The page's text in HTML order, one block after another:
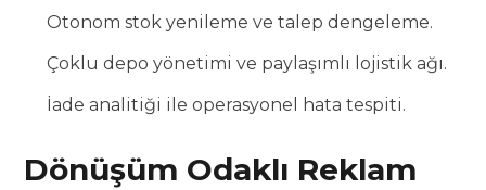
Otonom stok yenileme ve talep dengeleme.
Çoklu depo yönetimi ve paylaşımlı lojistik ağı.
İade analitiği ile operasyonel hata tespiti.
Dönüşüm Odaklı Reklam